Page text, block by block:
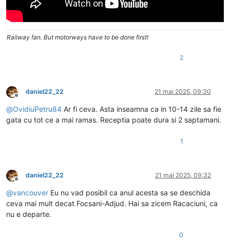
Railway fan. But motorways have to be done first!
2
Deconectat
daniel22_22 21 mai 2025, 09:30
@OvidiuPetru84 Ar fi ceva. Asta inseamna ca in 10-14 zile sa fie
gata cu tot ce a mai ramas. Receptia poate dura si 2 saptamani.
1
Deconectat
daniel22_22 21 mai 2025, 09:32
@vancouver Eu nu vad posibil ca anul acesta sa se deschida
ceva mai mult decat Focsani-Adjud. Hai sa zicem Racaciuni, ca
nu e departe.
0